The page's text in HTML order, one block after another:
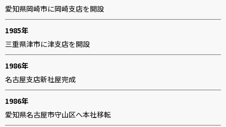
愛知県岡崎市に岡崎支店を開設
1985年
三重県津市に津支店を開設
1986年
名古屋支店新社屋完成
1986年
愛知県名古屋市守山区へ本社移転